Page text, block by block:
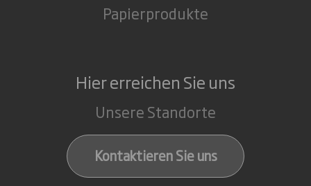
Papierprodukte
Hier erreichen Sie uns
Unsere Standorte
Kontaktieren Sie uns